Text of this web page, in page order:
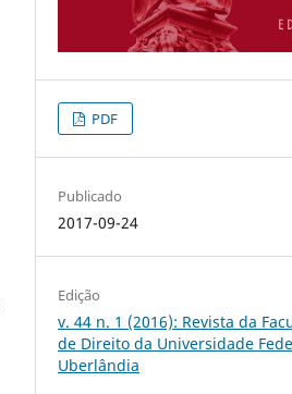
PDF
Publicado
2017-09-24
Edição
v. 44 n. 1 (2016): Revista da
de Direito da Universidade
Uberlândia